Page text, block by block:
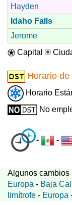
Hayden
Idaho Falls
Jerome
Capital
Horario de
Horario
No
- -
Algunos cambios
Europa - Baja
limítrofe - Europa